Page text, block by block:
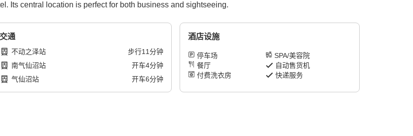
Its central location is perfect for both business and sightseeing.
交通
不动之泽站 步行11分钟
南气仙沼站
开车4分钟
气仙沼站
开车6分钟
酒店设施
停车场
SPA/美容院
餐厅
自动售货机
付费洗衣房
快递服务